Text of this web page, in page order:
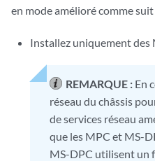
en mode amélioré comme suit
Installez uniquement des
REMARQUE : En
réseau du châssis
de services réseau
que les MPC et MS-
MS-DPC utilisent un